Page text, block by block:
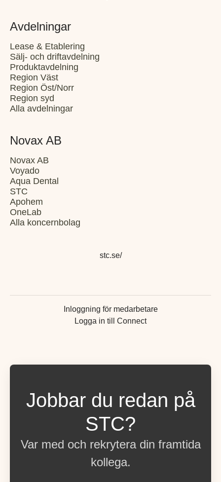
Avdelningar
Lease & Etablering
Sälj- och driftavdelning
Produktavdelning
Region Väst
Region Öst/Norr
Region syd
Alla avdelningar
Novax AB
Novax AB
Voyado
Aqua Dental
STC
Apohem
OneLab
Alla koncernbolag
stc.se/
Inloggning för medarbetare
Logga in till Connect
Jobbar du redan på
STC?
Var med och rekrytera din framtida
kollega.